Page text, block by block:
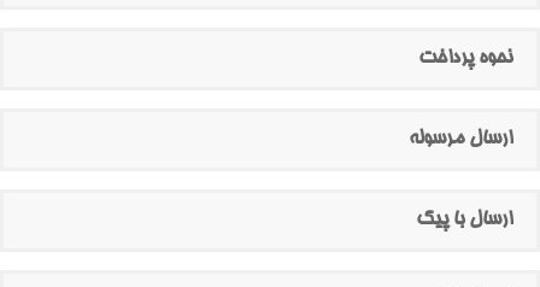
نحوه پرداخت
ارسال مرسوله
ارسال با پیک